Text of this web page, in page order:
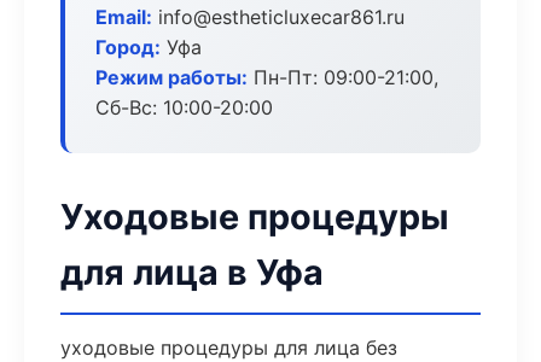
Email: info@estheticluxecar861.ru
Город: Уфа
Режим работы: Пн-Пт: 09:00-21:00,
Сб-Вс: 10:00-20:00
Уходовые процедуры
для лица в Уфа
уходовые процедуры для лица без